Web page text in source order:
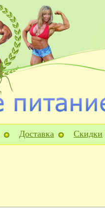
Доставка Скидки